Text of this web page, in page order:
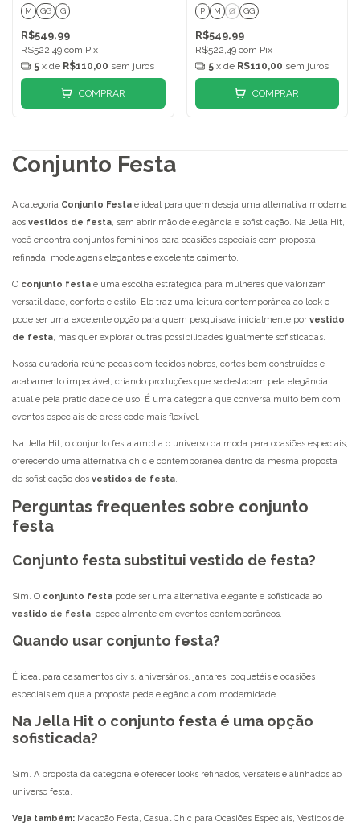
M GG G
R$549,99
R$522,49 com Pix
5 x de R$110,00 sem juros
COMPRAR
P M G GG
R$549,99
R$522,49 com Pix
5 x de R$110,00 sem juros
COMPRAR
Conjunto Festa
A categoria Conjunto Festa é ideal para quem deseja uma alternativa moderna
aos vestidos de festa, sem abrir mão de elegância e sofisticação. Na Jella Hit,
você encontra conjuntos femininos para ocasiões especiais com proposta
refinada, modelagens elegantes e excelente caimento.
O conjunto festa é uma escolha estratégica para mulheres que valorizam
versatilidade, conforto e estilo. Ele traz uma leitura contemporânea ao look e
pode ser uma excelente opção para quem pesquisava inicialmente por vestido
de festa, mas quer explorar outras possibilidades igualmente sofisticadas.
Nossa curadoria reúne peças com tecidos nobres, cortes bem construídos e
acabamento impecável, criando produções que se destacam pela elegância
atual e pela praticidade de uso. É uma categoria que conversa muito bem com
eventos especiais de dress code mais flexível.
Na Jella Hit, o conjunto festa amplia o universo da moda para ocasiões especiais,
oferecendo uma alternativa chic e contemporânea dentro da mesma proposta
de sofisticação dos vestidos de festa.
Perguntas frequentes sobre conjunto
festa
Conjunto festa substitui vestido de festa?
Sim. O conjunto festa pode ser uma alternativa elegante e sofisticada ao
vestido de festa, especialmente em eventos contemporâneos.
Quando usar conjunto festa?
É ideal para casamentos civis, aniversários, jantares, coquetéis e ocasiões
especiais em que a proposta pede elegância com modernidade.
Na Jella Hit o conjunto festa é uma opção
sofisticada?
Sim. A proposta da categoria é oferecer looks refinados, versáteis e alinhados ao
universo festa.
Veja também: Macacão Festa Casual Chic para Ocasiões Especiais Vestidos de